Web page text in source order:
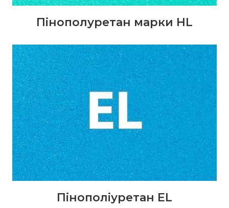
Пінополуретан марки HL
Пінополіуретан EL